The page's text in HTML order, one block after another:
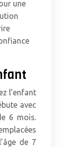
une
l’enfant
avec
6 mois.
de 7